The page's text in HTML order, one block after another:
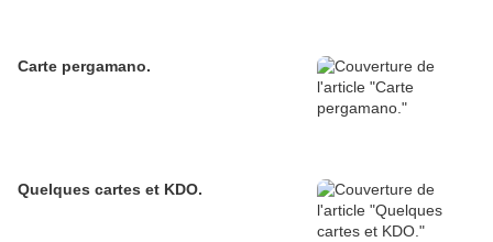
Carte pergamano.
Quelques cartes et KDO.